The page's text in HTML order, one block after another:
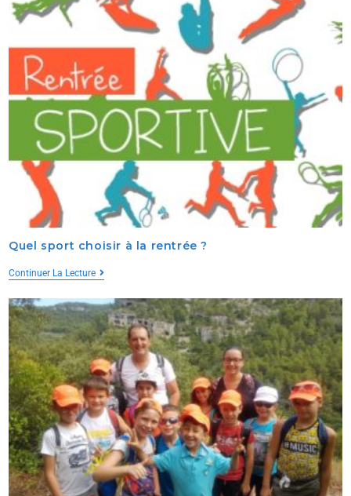
Quel sport choisir à la rentrée ?
Continuer La Lecture